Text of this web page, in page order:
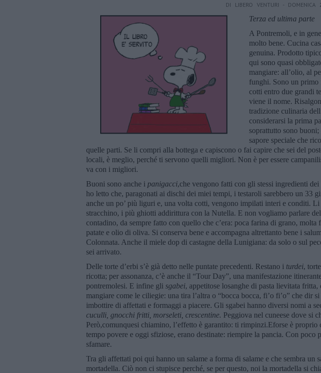
DI LIBERO VENTURI - DOMENICA
Terza ed ultima parte
A Pontremoli, e in
molto bene. Cucina
genuina. Prodotto
qui sono quasi
mangiare: all’olio, al
funghi. Sono un primo
cotti entro due grandi
viene il nome.
tradizione culinaria
considerarsi la prima
soprattutto sono
sapore speciale che
quelle parti. Se li compri alla bottega e capiscono o fai capire che sei del
locali, è meglio, perché ti servono quelli migliori. Non è per essere
va con i migliori.
Buoni sono anche i panigacci,che vengono fatti con gli stessi ingredienti
ho letto che, paragonati ai dischi dei miei tempi, i testaroli sarebbero un 33
anche un po’ più liguri e, una volta cotti, vengono impilati interi e conditi.
stracchino, i più ghiotti addirittura con la Nutella. E non vogliamo parlare
contadino, da sempre fatto con quello che c’era: poca farina di grano, molta
patate e olio di oliva. Si conserva bene e accompagna altrettanto bene i
Colonnata. Anche il miele dop di castagne della Lunigiana: da solo o sul
sei arrivato.
Delle torte d’erbi s’è già detto nelle puntate precedenti. Restano i turdei,
ricotta; per assonanza, c’è anche il “Tour Day”, una manifestazione
pontremolesi. E infine gli sgabei, appetitose losanghe di pasta lievitata
mangiare come le ciliegie: una tira l’altra o “bocca bocca, fi’o fi’o” che dir
imbottire di affettati e formaggi a piacere. Gli sgabei hanno diversi nomi a
cuculli, gnocchi fritti, morseleti, crescentine. Peggiova nel cuneese dove si
Però,comunquesi chiamino, l’effetto è garantito: ti rimpinzi.Eforse è
tempo povere e oggi sfiziose, erano destinate: riempire la pancia. Con poco
sfamare.
Tra gli affettati poi qui hanno un salame a forma di salame e che sembra un
mortadella. Ciò non ci stupisce perché, se per questo, noi la mortadella si